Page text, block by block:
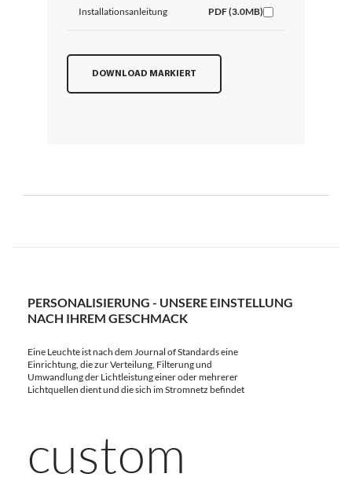
Installationsanleitung PDF (3.0MB)
DOWNLOAD MARKIERT
PERSONALISIERUNG - UNSERE EINSTELLUNG
NACH IHREM GESCHMACK
Eine Leuchte ist nach dem Journal of Standards eine
Einrichtung, die zur Verteilung, Filterung und
Umwandlung der Lichtleistung einer oder mehrerer
Lichtquellen dient und die sich im Stromnetz befindet
custom